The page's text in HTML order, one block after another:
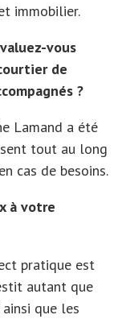
immobilier.
vous
de
?
Lamand a été
tout au long
cas de besoins.
à votre
pratique est
autant que
que les